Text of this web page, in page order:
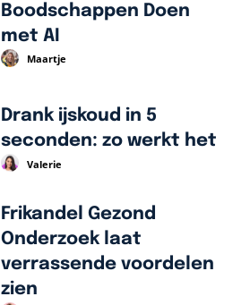
Boodschappen Doen
met AI
Maartje
Drank ijskoud in 5
seconden: zo werkt het
Valerie
Frikandel Gezond
Onderzoek laat
verrassende voordelen
zien